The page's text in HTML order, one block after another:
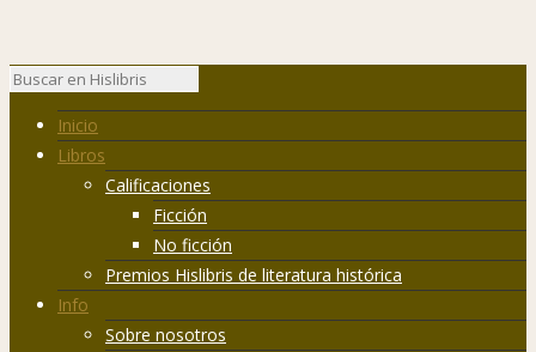
Inicio
Libros
Calificaciones
Ficción
No ficción
Premios Hislibris de literatura histórica
Info
Sobre nosotros